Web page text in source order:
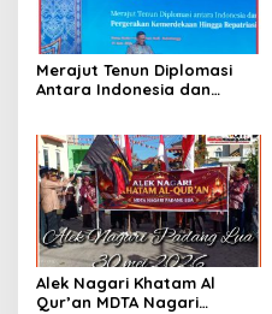
Merajut Tenun Diplomasi
Antara Indonesia dan
Alek Nagari Khatam Al
Qur’an MDTA Nagari